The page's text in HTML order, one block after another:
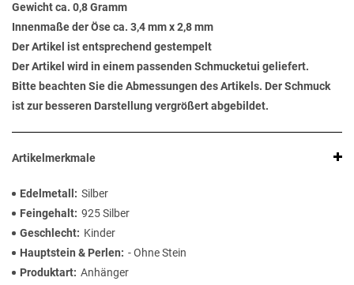
Gewicht ca. 0,8 Gramm
Innenmaße der Öse ca. 3,4 mm x 2,8 mm
Der Artikel ist entsprechend gestempelt
Der Artikel wird in einem passenden Schmucketui geliefert.
Bitte beachten Sie die Abmessungen des Artikels. Der Schmuck
ist zur besseren Darstellung vergrößert abgebildet.
Artikelmerkmale
Edelmetall
Silber
Feingehalt 925 Silber
Geschlecht
Kinder
Hauptstein & Perlen
- Ohne Stein
Produktart Anhänger